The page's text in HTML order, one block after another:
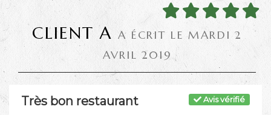
CLIENT A A ÉCRIT LE MARDI 2
AVRIL 2019
Avis vérifié
Très bon restaurant